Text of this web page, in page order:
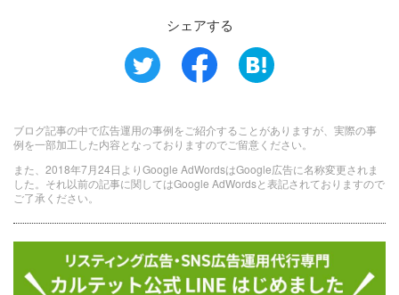
シェアする
ブログ記事の中で広告運用の事例をご紹介することがありますが、実際の事
例を一部加工した内容となっておりますのでご留意ください。
また、2018年7月24日よりGoogle AdWordsはGoogle広告に名称変更されま
した。それ以前の記事に関してはGoogle AdWordsと表記されておりますので
ご了承ください。